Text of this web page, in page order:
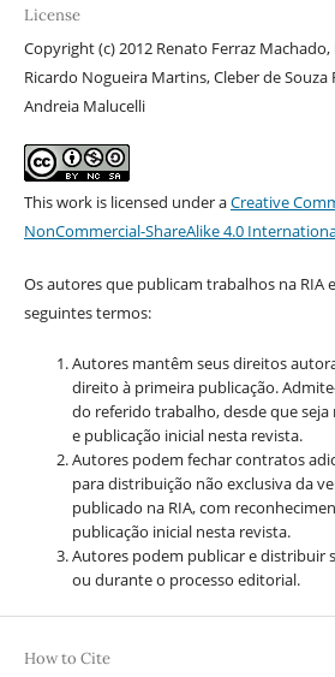
License
Copyright (c) 2012 Renato Ferraz
Ricardo Nogueira Martins, Cleber de Souza
Andreia Malucelli
This work is licensed under aCreative
NonCommercial-ShareAlike 4.0
Os autores que publicam trabalhos na RIA
seguintes termos:
Autores mantêm seus direitos
direito à primeira publicação.
do referido trabalho, desde que
e publicação inicial nesta revista.
Autores podem fechar contratos
para distribuição não exclusiva da
publicado na RIA, com
publicação inicial nesta revista.
Autores podem publicar e distribuir
ou durante o processo editorial.
How to Cite